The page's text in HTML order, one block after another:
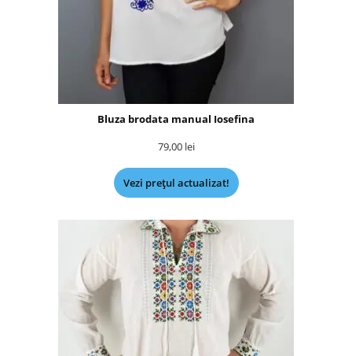
Bluza brodata manual Iosefina
79,00 lei
Vezi prețul actualizat!